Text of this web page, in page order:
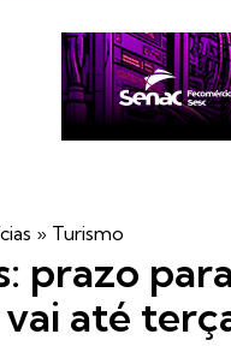
» Turismo
prazo
até